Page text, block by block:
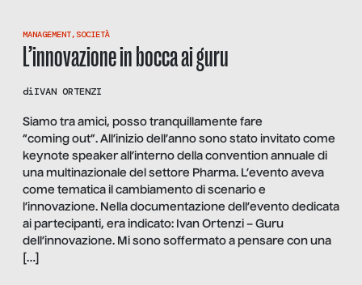
MANAGEMENT, SOCIETÀ
L’innovazione in bocca ai guru
diIVAN ORTENZI
Siamo tra amici, posso tranquillamente fare
“coming out”. All’inizio dell’anno sono stato invitato come
keynote speaker all’interno della convention annuale di
una multinazionale del settore Pharma. L’evento aveva
come tematica il cambiamento di scenario e
l’innovazione. Nella documentazione dell’evento dedicata
ai partecipanti, era indicato: Ivan Ortenzi – Guru
dell’innovazione. Mi sono soffermato a pensare con una
[…]